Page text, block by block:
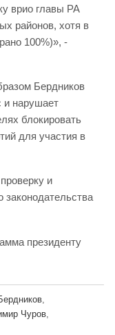
врио главы РА
районов, хотя в
100%)», -
Бердников
и нарушает
блокировать
для участия в
и
законодательства
президенту
Чуров,